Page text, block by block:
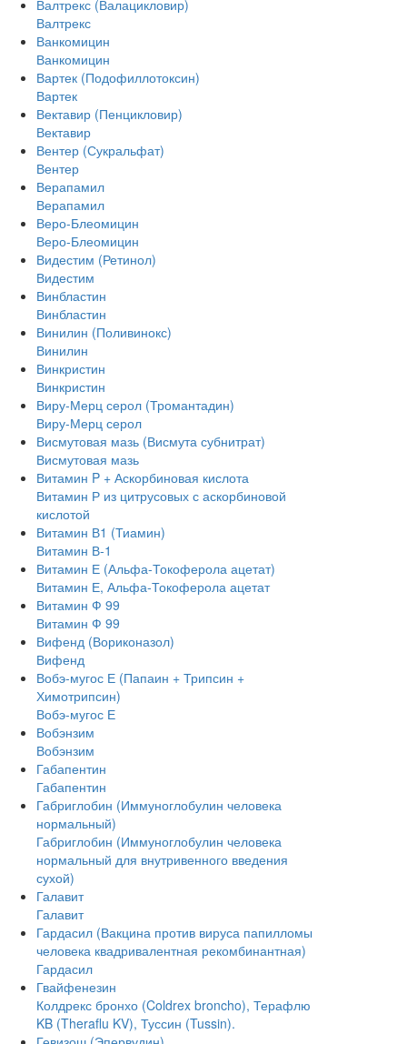
Валтрекс (Валацикловир)
Валтрекс
Ванкомицин
Ванкомицин
Вартек (Подофиллотоксин)
Вартек
Вектавир (Пенцикловир)
Вектавир
Вентер (Сукральфат)
Вентер
Верапамил
Верапамил
Веро-Блеомицин
Веро-Блеомицин
Видестим (Ретинол)
Видестим
Винбластин
Винбластин
Винилин (Поливинокс)
Винилин
Винкристин
Винкристин
Виру-Мерц серол (Тромантадин)
Виру-Мерц серол
Висмутовая мазь (Висмута субнитрат)
Висмутовая мазь
Витамин P + Аскорбиновая кислота
Витамин Р из цитрусовых с аскорбиновой
кислотой
Витамин В1 (Тиамин)
Витамин В-1
Витамин Е (Альфа-Токоферола ацетат)
Витамин Е, Альфа-Токоферола ацетат
Витамин Ф 99
Витамин Ф 99
Вифенд (Вориконазол)
Вифенд
Вобэ-мугос Е (Папаин + Трипсин +
Химотрипсин)
Вобэ-мугос Е
Вобэнзим
Вобэнзим
Габапентин
Габапентин
Габриглобин (Иммуноглобулин человека
нормальный)
Габриглобин (Иммуноглобулин человека
нормальный для внутривенного введения
сухой)
Галавит
Галавит
Гардасил (Вакцина против вируса папилломы
человека квадривалентная рекомбинантная)
Гардасил
Гвайфенезин
Колдрекс бронхо (Coldrex broncho), Терафлю
KB (Theraflu KV), Туссин (Tussin).